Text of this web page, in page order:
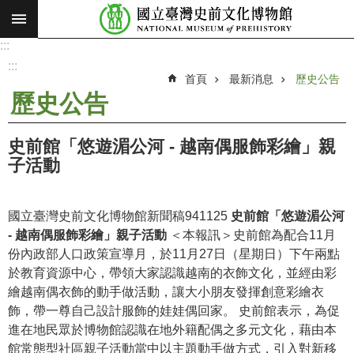
跳到主要內容區塊
搜
願
使
命
新
消
息
參
觀
展
覽
:::
:::
首頁 最新消息 歷史公告
歷史公告
史前館「悠遊湄公河 - 越南偶服飾彩繪」親
子活動
國立臺灣史前文化博物館新聞稿941125 史前館「悠遊湄公河
- 越南偶服飾彩繪」親子活動 ＜本報訊＞史前館為配合11月
份內政部人口政策宣導月，於11月27日（星期日）下午兩點
於教育資源中心，帶領大家認識越南的衣飾文化，並經由彩
繪越南偶衣飾的動手做活動，讓大小朋友發揮創意彩繪衣
飾，帶一尊自己設計服飾的娃娃偶回家。 史前館表示，為促
進在地民眾於博物館認識在地外籍配偶之多元文化，藉由本
館常態型社區親子活動當中以主題動手做方式，引入對新移